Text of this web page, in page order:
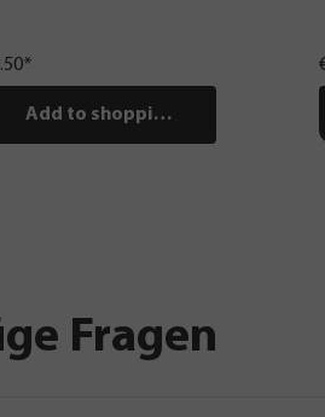
Add to shopping cart
Fragen